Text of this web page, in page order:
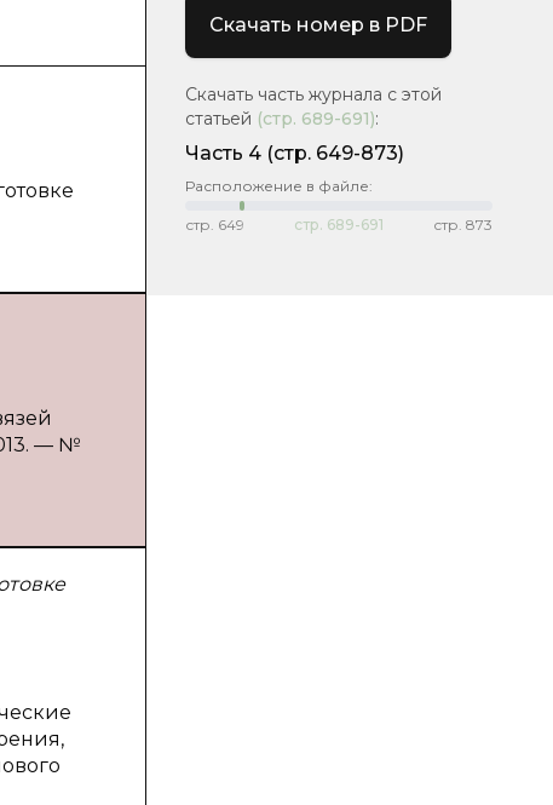
— №
Скачать номер в PDF
Скачать часть журнала с этой
статьей (стр. 689-691):
Часть 4 (стр. 649-873)
Расположение в файле:
стр. 649 стр. 689-691 стр. 873